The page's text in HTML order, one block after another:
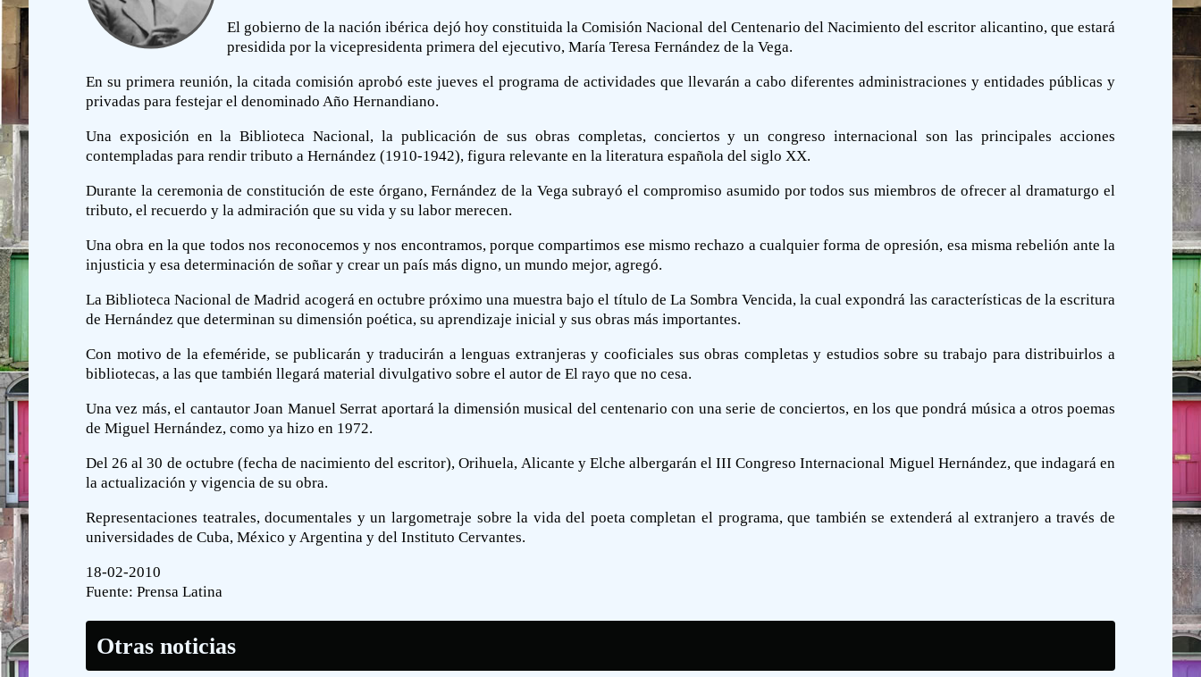
El gobierno de la nación ibérica dejó hoy constituida la Comisión Nacional del Centenario del Nacimiento del escritor alicantino, que estará
presidida por la vicepresidenta primera del ejecutivo, María Teresa Fernández de la Vega.
En su primera reunión, la citada comisión aprobó este jueves el programa de actividades que llevarán a cabo diferentes administraciones y entidades públicas y
privadas para festejar el denominado Año Hernandiano.
Una exposición en la Biblioteca Nacional, la publicación de sus obras completas, conciertos y un congreso internacional son las principales acciones
contempladas para rendir tributo a Hernández (1910-1942), figura relevante en la literatura española del siglo XX.
Durante la ceremonia de constitución de este órgano, Fernández de la Vega subrayó el compromiso asumido por todos sus miembros de ofrecer al dramaturgo el
tributo, el recuerdo y la admiración que su vida y su labor merecen.
Una obra en la que todos nos reconocemos y nos encontramos, porque compartimos ese mismo rechazo a cualquier forma de opresión, esa misma rebelión ante la
injusticia y esa determinación de soñar y crear un país más digno, un mundo mejor, agregó.
La Biblioteca Nacional de Madrid acogerá en octubre próximo una muestra bajo el título de La Sombra Vencida, la cual expondrá las características de la escritura
de Hernández que determinan su dimensión poética, su aprendizaje inicial y sus obras más importantes.
Con motivo de la efeméride, se publicarán y traducirán a lenguas extranjeras y cooficiales sus obras completas y estudios sobre su trabajo para distribuirlos a
bibliotecas, a las que también llegará material divulgativo sobre el autor de El rayo que no cesa.
Una vez más, el cantautor Joan Manuel Serrat aportará la dimensión musical del centenario con una serie de conciertos, en los que pondrá música a otros poemas
de Miguel Hernández, como ya hizo en 1972.
Del 26 al 30 de octubre (fecha de nacimiento del escritor), Orihuela, Alicante y Elche albergarán el III Congreso Internacional Miguel Hernández, que indagará en
la actualización y vigencia de su obra.
Representaciones teatrales, documentales y un largometraje sobre la vida del poeta completan el programa, que también se extenderá al extranjero a través de
universidades de Cuba, México y Argentina y del Instituto Cervantes.
18-02-2010
Fuente: Prensa Latina
Otras noticias